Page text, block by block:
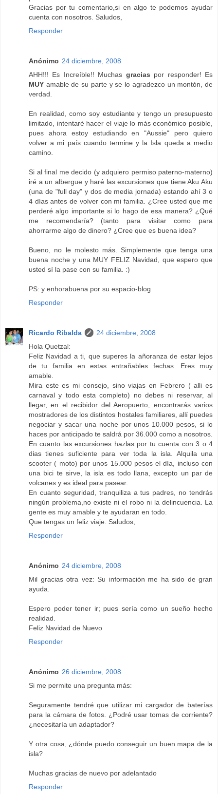
Gracias por tu comentario,si en algo te podemos ayudar
cuenta con nosotros. Saludos,
Responder
Anónimo 24 diciembre, 2008
AHH!!! Es Increíble!! Muchas gracias por responder! Es
MUY amable de su parte y se lo agradezco un montón, de
verdad.
En realidad, como soy estudiante y tengo un presupuesto
limitado, intentaré hacer el viaje lo más económico posible,
pues ahora estoy estudiando en "Aussie" pero quiero
volver a mi país cuando termine y la Isla queda a medio
camino.
Si al final me decido (y adquiero permiso paterno-materno)
iré a un albergue y haré las excursiones que tiene Aku Aku
(una de "full day" y dos de media jornada) estando ahí 3 o
4 días antes de volver con mi familia. ¿Cree usted que me
perderé algo importante si lo hago de esa manera? ¿Qué
me recomendaría? (tanto para visitar como para
ahorrarme algo de dinero? ¿Cree que es buena idea?
Bueno, no le molesto más. Simplemente que tenga una
buena noche y una MUY FELIZ Navidad, que espero que
usted sí la pase con su familia. :)
PS: y enhorabuena por su espacio-blog
Responder
Ricardo Ribalda
24 diciembre, 2008
Hola Quetzal:
Feliz Navidad a ti, que superes la añoranza de estar lejos
de tu familia en estas entrañables fechas. Eres muy
amable.
Mira este es mi consejo, sino viajas en Febrero ( alli es
carnaval y todo esta completo) no debes ni reservar, al
llegar, en el recibidor del Aeropuerto, encontrarás varios
mostradores de los distintos hostales familiares, allí puedes
negociar y sacar una noche por unos 10.000 pesos, si lo
haces por anticipado te saldrá por 36.000 como a nosotros.
En cuanto las excursiones hazlas por tu cuenta con 3 o 4
dias tienes suficiente para ver toda la isla. Alquila una
scooter ( moto) por unos 15.000 pesos el día, incluso con
una bici te sirve, la isla es todo llana, excepto un par de
volcanes y es ideal para pasear.
En cuanto seguridad, tranquiliza a tus padres, no tendrás
ningún problema,no existe ni el robo ni la delincuencia. La
gente es muy amable y te ayudaran en todo.
Que tengas un feliz viaje. Saludos,
Responder
Anónimo 24 diciembre, 2008
Mil gracias otra vez: Su información me ha sido de gran
ayuda.
Espero poder tener ir; pues sería como un sueño hecho
realidad.
Feliz Navidad de Nuevo
Responder
Anónimo 26 diciembre, 2008
Si me permite una pregunta más:
Seguramente tendré que utilizar mi cargador de baterías
para la cámara de fotos. ¿Podré usar tomas de corriente?
¿necesitaría un adaptador?
Y otra cosa, ¿dónde puedo conseguir un buen mapa de la
isla?
Muchas gracias de nuevo por adelantado
Responder